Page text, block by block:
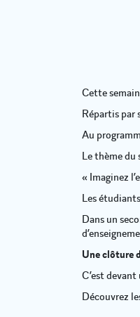
Cette
Répartis par
Au
Le thème du
« Imaginez
Les
Dans un
Une clôture
C’est
Découvrez